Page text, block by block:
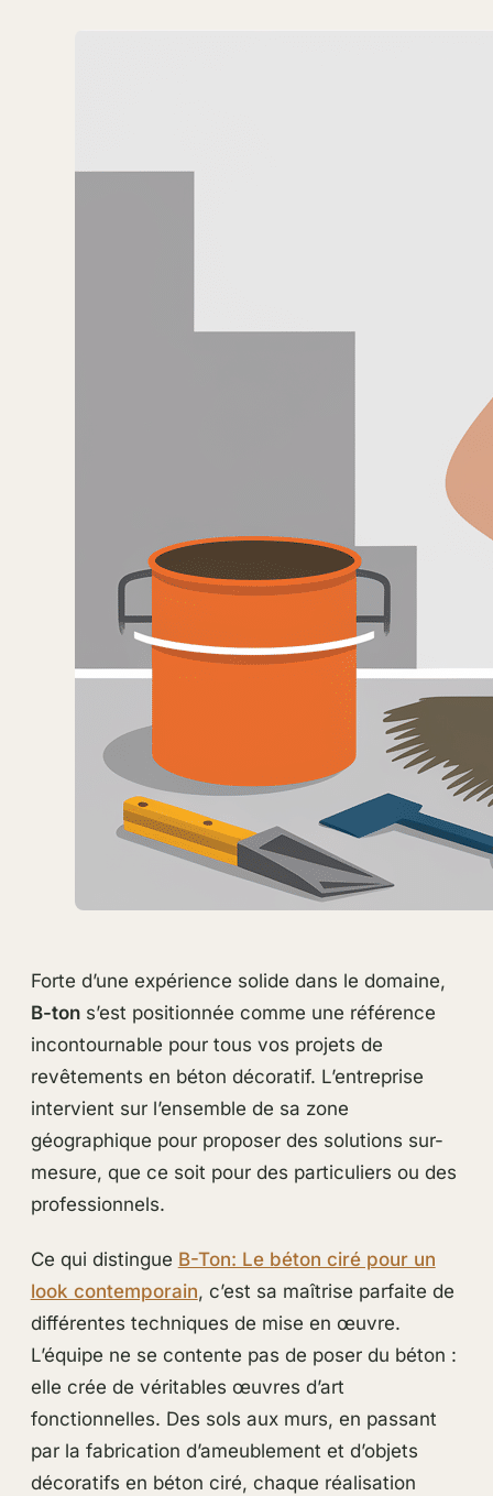
Forte d’une expérience solide dans le domaine,
B-tons’est positionnée comme une référence
incontournable pour tous vos projets de
revêtements en béton décoratif. L’entreprise
intervient sur l’ensemble de sa zone
géographique pour proposer des solutions sur-
mesure, que ce soit pour des particuliers ou des
professionnels.
Ce qui distingue B-Ton: Le béton ciré pour un
look contemporain, c’est sa maîtrise parfaite de
différentes techniques de mise en œuvre.
L’équipe ne se contente pas de poser du béton :
elle crée de véritables œuvres d’art
fonctionnelles. Des sols aux murs, en passant
par la fabrication d’ameublement et d’objets
décoratifs en béton ciré, chaque réalisation